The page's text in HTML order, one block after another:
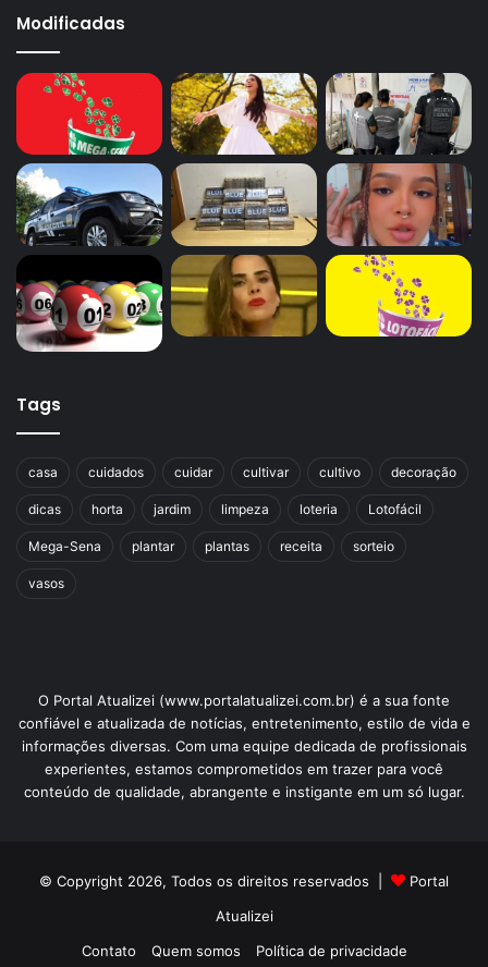
Modificadas
Tags
casa cuidados cuidar cultivar cultivo decoração
dicas horta jardim limpeza loteria Lotofácil
Mega-Sena plantar plantas receita sorteio
vasos
O Portal Atualizei (www.portalatualizei.com.br) é a sua fonte
confiável e atualizada de notícias, entretenimento, estilo de vida e
informações diversas. Com uma equipe dedicada de profissionais
experientes, estamos comprometidos em trazer para você
conteúdo de qualidade, abrangente e instigante em um só lugar.
© Copyright 2026, Todos os direitos reservados |
Portal
Atualizei
Contato
Quem somos Política de privacidade